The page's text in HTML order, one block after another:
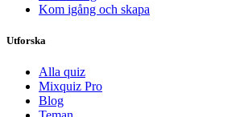
Kom igång och skapa
Utforska
Alla quiz
Mixquiz Pro
Blog